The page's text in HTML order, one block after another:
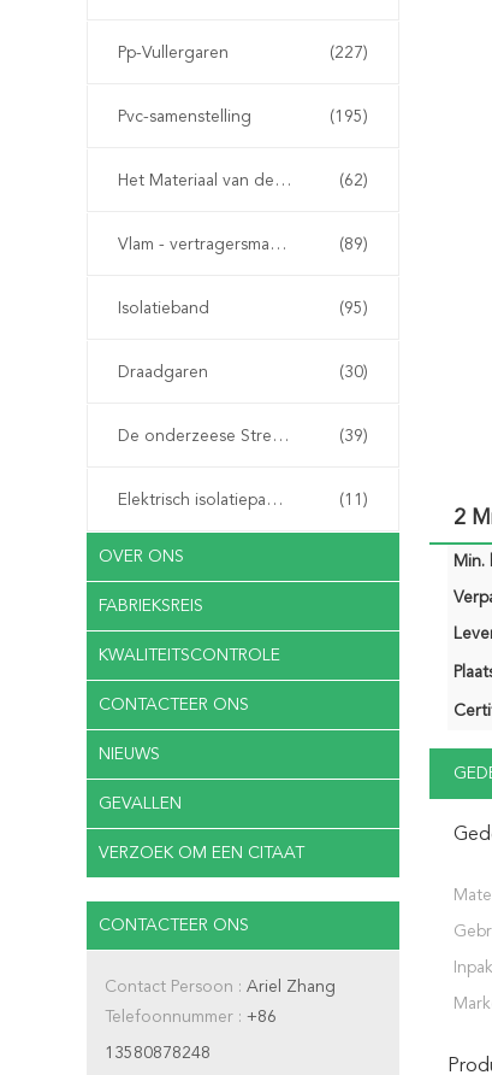
Pp-Vullergaren (227)
Pvc-samenstelling (195)
Het Materiaal van de kabelvuller (62)
Vlam - vertragersmateriaal (89)
Isolatieband (95)
Draadgaren (30)
De onderzeese Streng van de Kabelpantsering (39)
Elektrisch isolatiepapier (11)
OVER ONS
FABRIEKSREIS
KWALITEITSCONTROLE
CONTACTEER ONS
NIEUWS
GEVALLEN
VERZOEK OM EEN CITAAT
CONTACTEER ONS
Contact Persoon : Ariel Zhang
Telefoonnummer : +86
13580878248
2
Min.